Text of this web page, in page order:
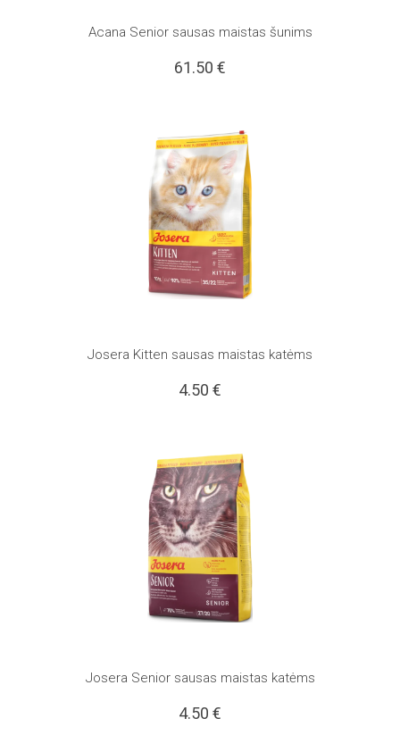
Acana Senior sausas maistas šunims
61.50 €
Josera Kitten sausas maistas katėms
4.50 €
Josera Senior sausas maistas katėms
4.50 €